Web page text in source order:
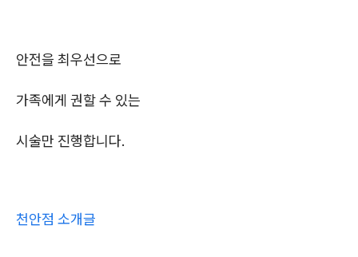
안전을 최우선으로
가족에게 권할 수 있는
시술만 진행합니다.
천안점 소개글